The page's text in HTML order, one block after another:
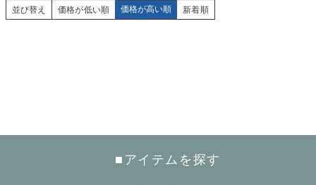
並び替え 価格が低い順 価格が高い順 新着順
■アイテムを探す